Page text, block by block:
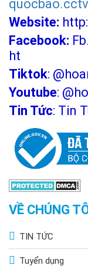
Website:
Facebook:
ht
Tiktok:
Youtube:
Tin Tức: Tin
VỀ CHÚNG
TIN TỨC
Tuyển dụng